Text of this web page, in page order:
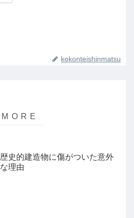
kokonteishinmatsu
歴史的建造物に傷がついた意外
な理由